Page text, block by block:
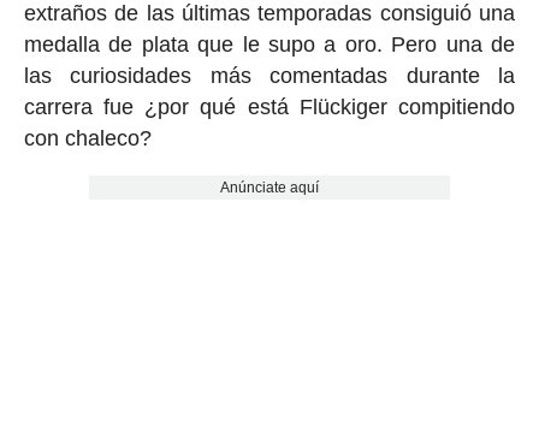
extraños de las últimas temporadas consiguió una
medalla de plata que le supo a oro. Pero una de
las curiosidades más comentadas durante la
carrera fue ¿por qué está Flückiger compitiendo
con chaleco?
Anúnciate aquí